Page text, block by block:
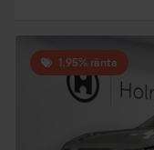
1,95% ränta